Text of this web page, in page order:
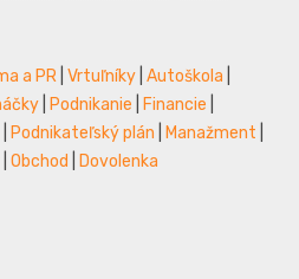
a PR Vrtuľníky Autoškola
Podnikanie Financie
Podnikateľský plán Manažment
Obchod Dovolenka